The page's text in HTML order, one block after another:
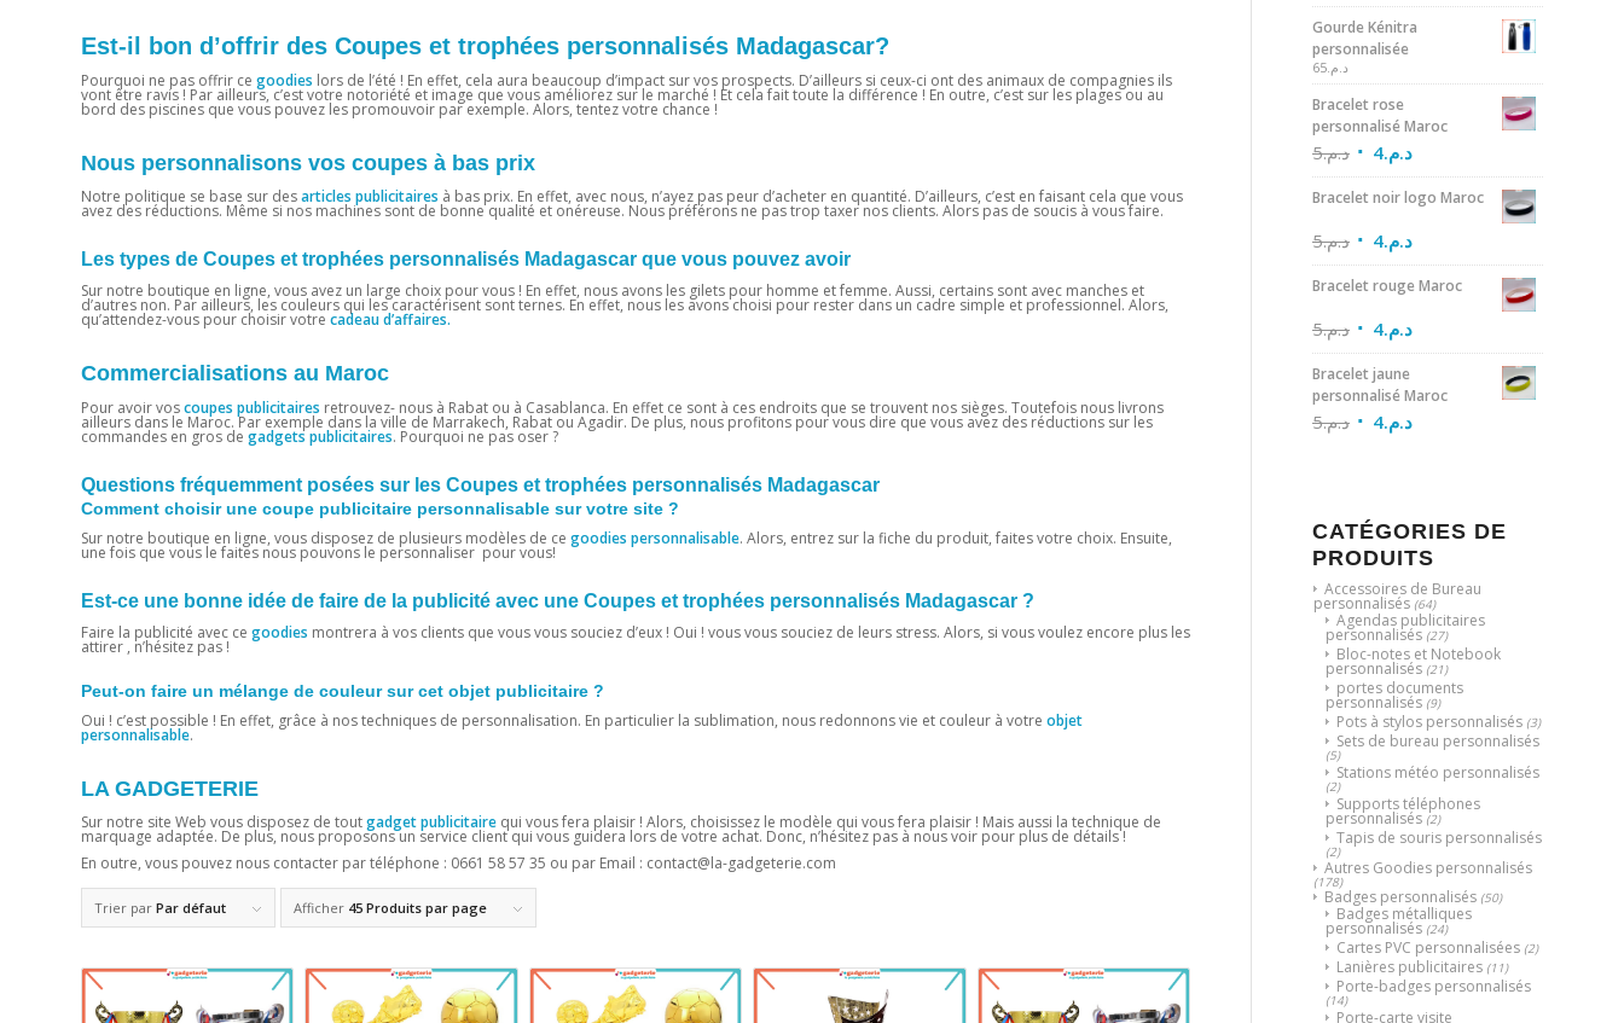
Est-il bon d’offrir des Coupes et trophées personnalisés Madagascar?
Pourquoi ne pas offrir ce goodies lors de l’été ! En effet, cela aura beaucoup d’impact sur vos prospects. D’ailleurs si ceux-ci ont des animaux de compagnies ils
vont être ravis ! Par ailleurs, c’est votre notoriété et image que vous améliorez sur le marché ! Et cela fait toute la différence ! En outre, c’est sur les plages ou au
bord des piscines que vous pouvez les promouvoir par exemple. Alors, tentez votre chance !
Nous personnalisons vos coupes à bas prix
Notre politique se base sur desarticles publicitaires à bas prix. En effet, avec nous, n’ayez pas peur d’acheter en quantité. D’ailleurs, c’est en faisant cela que vous
avez des réductions. Même si nos machines sont de bonne qualité et onéreuse. Nous préférons ne pas trop taxer nos clients. Alors pas de soucis à vous faire.
Les types de Coupes et trophées personnalisés Madagascar que vous pouvez avoir
Sur notre boutique en ligne, vous avez un large choix pour vous ! En effet, nous avons les gilets pour homme et femme. Aussi, certains sont avec manches et
d’autres non. Par ailleurs, les couleurs qui les caractérisent sont ternes. En effet, nous les avons choisi pour rester dans un cadre simple et professionnel. Alors,
qu’attendez-vous pour choisir votre cadeau d’affaires.
Commercialisations au Maroc
Pour avoir voscoupes publicitaires retrouvez- nous à Rabat ou à Casablanca. En effet ce sont à ces endroits que se trouvent nos sièges. Toutefois nous livrons
ailleurs dans le Maroc. Par exemple dans la ville de Marrakech, Rabat ou Agadir. De plus, nous profitons pour vous dire que vous avez des réductions sur les
commandes en gros de gadgets publicitaires. Pourquoi ne pas oser ?
Questions fréquemment posées sur les Coupes et trophées personnalisés Madagascar
Comment choisir une coupe publicitaire personnalisable sur votre site ?
Sur notre boutique en ligne, vous disposez de plusieurs modèles de ce goodies personnalisable. Alors, entrez sur la fiche du produit, faites votre choix. Ensuite,
une fois que vous le faites nous pouvons le personnaliser pour vous!
Est-ce une bonne idée de faire de la publicité avec une Coupes et trophées personnalisés Madagascar ?
Faire la publicité avec ce goodies montrera à vos clients que vous vous souciez d’eux ! Oui ! vous vous souciez de leurs stress. Alors, si vous voulez encore plus les
attirer , n’hésitez pas !
Peut-on faire un mélange de couleur sur cet objet publicitaire ?
Oui ! c’est possible ! En effet, grâce à nos techniques de personnalisation. En particulier la sublimation, nous redonnons vie et couleur à votre objet
personnalisable.
LA GADGETERIE
Sur notre site Web vous disposez de toutgadget publicitaire qui vous fera plaisir ! Alors, choisissez le modèle qui vous fera plaisir ! Mais aussi la technique de
marquage adaptée. De plus, nous proposons un service client qui vous guidera lors de votre achat. Donc, n’hésitez pas à nous voir pour plus de détails !
En outre, vous pouvez nous contacter par téléphone : 0661 58 57 35 ou par Email : contact@la-gadgeterie.com
Trier par Par défaut Afficher 45 Produits par page
Gourde Kénitra
personnalisée
د.م.65
Bracelet rose
personnalisé Maroc
د.م.5 د.م.4
Bracelet noir logo Maroc
د.م.5 د.م.4
Bracelet rouge Maroc
د.م.5 د.م.4
Bracelet jaune
personnalisé Maroc
د.م.5 د.م.4
CATÉGORIES DE
PRODUITS
Accessoires de Bureau
personnalisés (64)
Agendas publicitaires
personnalisés (27)
Bloc-notes et Notebook
personnalisés (21)
portes documents
personnalisés (9)
Pots à stylos personnalisés (3)
Sets de bureau personnalisés
(5)
Stations météo personnalisés
(2)
Supports téléphones
personnalisés (2)
Tapis de souris personnalisés
(2)
Autres Goodies personnalisés
(178)
Badges personnalisés (50)
Badges métalliques
personnalisés (24)
Cartes PVC personnalisées (2)
Lanières publicitaires (11)
Porte-badges personnalisés
(14)
Porte-carte visite